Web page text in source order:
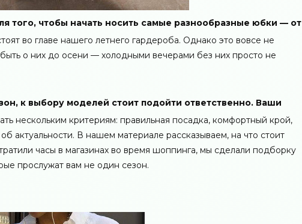
того, чтобы начать носить самые разнообразные юбки — от
во главе нашего летнего гардероба. Однако это вовсе не
о них до осени — холодными вечерами без них просто не
к выбору моделей стоит подойти ответственно. Ваши
нескольким критериям: правильная посадка, комфортный крой,
актуальности. В нашем материале рассказываем, на что стоит
часы в магазинах во время шоппинга, мы сделали подборку
прослужат вам не один сезон.